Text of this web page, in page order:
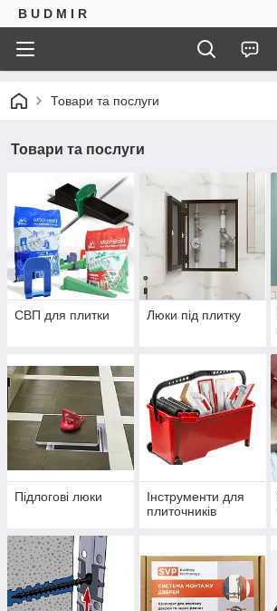
B U D M I R
Товари та послуги
Товари та послуги
СВП для плитки Люки під плитку
Підлогові люки
Інструменти для
плиточників